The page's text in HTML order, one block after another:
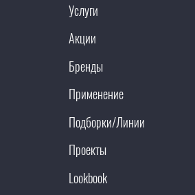
Услуги
Акции
Бренды
Применение
Подборки/Линии
Проекты
Lookbook